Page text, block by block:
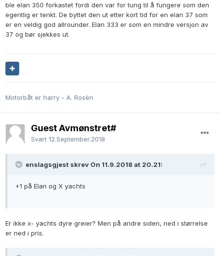
ble elan 350 forkastet fordi den var for tung til å fungere som den
egentlig er tenkt. De byttet den ut etter kort tid for en elan 37 som
er en veldig god allrounder. Elan 333 er som en mindre versjon av
37 og bør sjekkes ut.
Motorbåt er harry - A. Rosèn
Guest Avmønstret#
Svart 12.September.2018
enslagsgjest skrev On 11.9.2018 at 20.21:
+1 på Elan og X yachts
Er ikke x- yachts dyre greier? Men på andre siden, ned i størrelse
er ned i pris.